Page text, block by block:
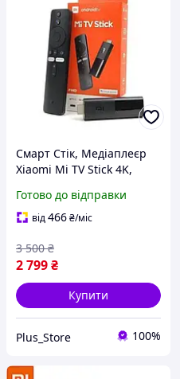
Смарт Стік, Медіаплеєр
Xiaomi Mi TV Stick 4K,
version),Смарт ТВ, до всіх
телевізорів
Готово до відправки
від466₴/міс
2 799₴
3 500 ₴
Купити
Plus_Store 100%